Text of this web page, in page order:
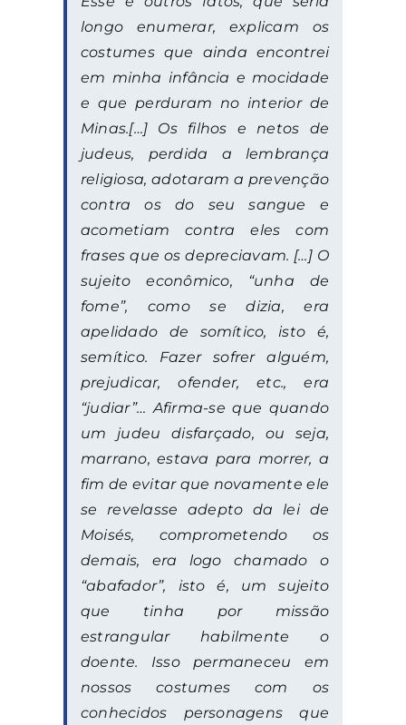
longo enumerar, explicam os
costumes que ainda encontrei
em minha infância e mocidade
e que perduram no interior de
Minas.[…] Os filhos e netos de
judeus, perdida a lembrança
religiosa, adotaram a prevenção
contra os do seu sangue e
acometiam contra eles com
frases que os depreciavam. […] O
sujeito econômico, “unha de
fome”, como se dizia, era
apelidado de somítico, isto é,
semítico. Fazer sofrer alguém,
prejudicar, ofender, etc., era
“judiar”… Afirma-se que quando
um judeu disfarçado, ou seja,
marrano, estava para morrer, a
fim de evitar que novamente ele
se revelasse adepto da lei de
Moisés, comprometendo os
demais, era logo chamado o
“abafador”, isto é, um sujeito
que tinha por missão
estrangular habilmente o
doente. Isso permaneceu em
nossos costumes com os
conhecidos personagens que